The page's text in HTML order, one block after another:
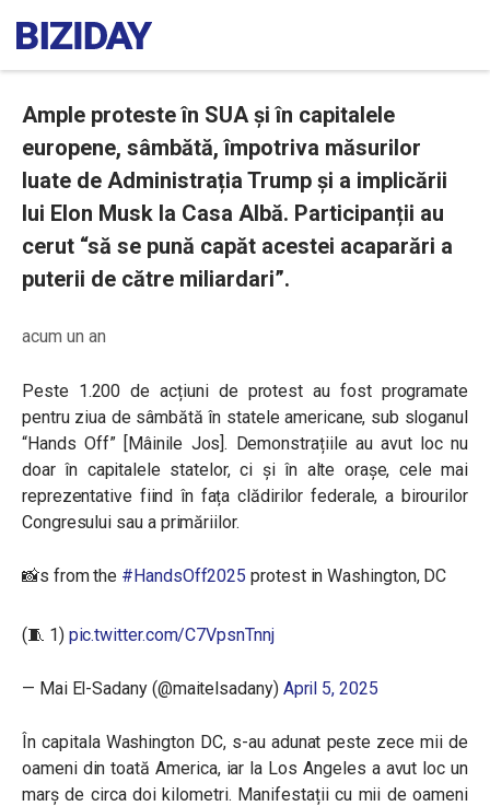
Ample proteste în SUA și în capitalele
europene, sâmbătă, împotriva măsurilor
luate de Administrația Trump și a implicării
lui Elon Musk la Casa Albă. Participanții au
cerut “să se pună capăt acestei acaparări a
puterii de către miliardari”.
acum un an
Peste 1.200 de acțiuni de protest au fost programate
pentru ziua de sâmbătă în statele americane, sub sloganul
“Hands Off” [Mâinile Jos]. Demonstrațiile au avut loc nu
doar în capitalele statelor, ci și în alte orașe, cele mai
reprezentative fiind în fața clădirilor federale, a birourilor
Congresului sau a primăriilor.
📸s from the #HandsOff2025 protest in Washington, DC
(🧵 1) pic.twitter.com/C7VpsnTnnj
— Mai El-Sadany (@maitelsadany) April 5, 2025
În capitala Washington DC, s-au adunat peste zece mii de
oameni din toată America, iar la Los Angeles a avut loc un
marș de circa doi kilometri. Manifestații cu mii de oameni